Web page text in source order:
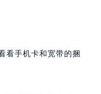
看手机卡和宽带的捆